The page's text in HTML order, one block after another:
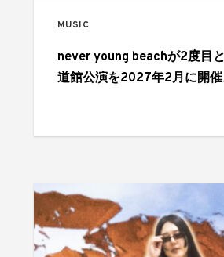
MUSIC
never young beachが2度目
道館公演を2027年2月に開